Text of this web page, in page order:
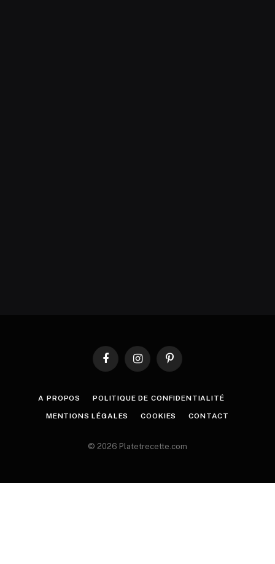
FacebookInstagramPinterest
A PROPOS POLITIQUE DE CONFIDENTIALITÉ
MENTIONS LÉGALES COOKIES CONTACT
© 2026 Platetrecette.com